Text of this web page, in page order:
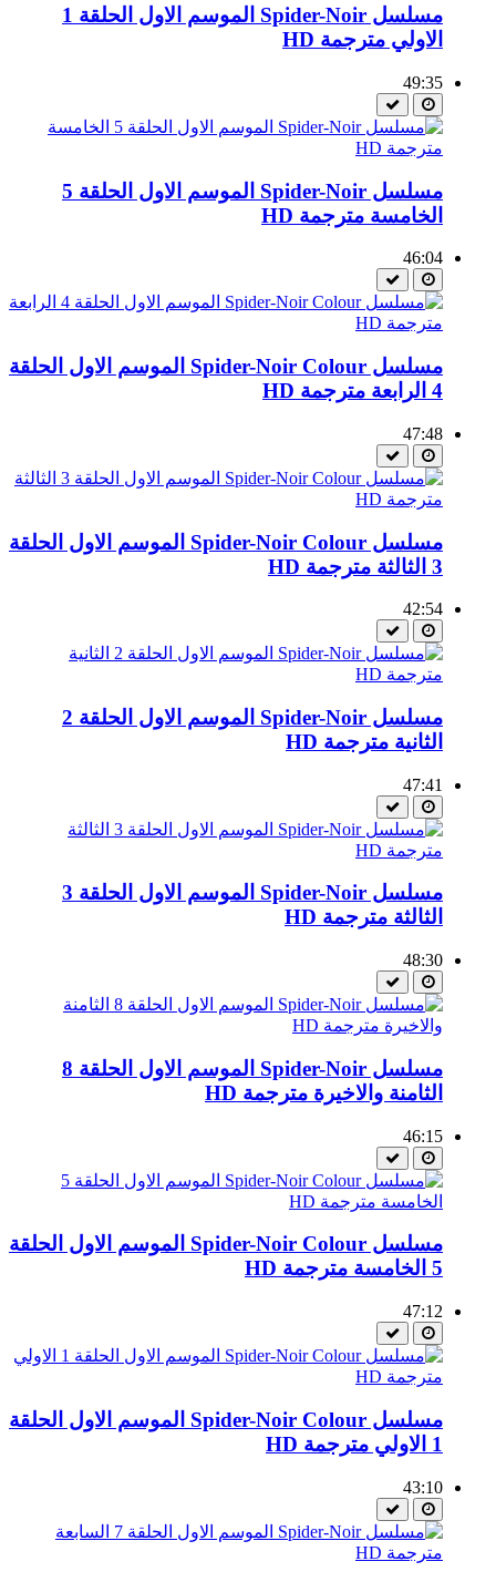
مسلسل Spider-Noir الموسم الاول الحلقة 1
الاولي مترجمة HD
49:35
مسلسل Spider-Noir الموسم الاول الحلقة 5
الخامسة مترجمة HD
46:04
مسلسل Spider-Noir Colour الموسم الاول الحلقة
4 الرابعة مترجمة HD
47:48
مسلسل Spider-Noir Colour الموسم الاول الحلقة
3 الثالثة مترجمة HD
42:54
مسلسل Spider-Noir الموسم الاول الحلقة 2
الثانية مترجمة HD
47:41
مسلسل Spider-Noir الموسم الاول الحلقة 3
الثالثة مترجمة HD
48:30
مسلسل Spider-Noir الموسم الاول الحلقة 8
الثامنة والاخيرة مترجمة HD
46:15
مسلسل Spider-Noir Colour الموسم الاول الحلقة
5 الخامسة مترجمة HD
47:12
مسلسل Spider-Noir Colour الموسم الاول الحلقة
1 الاولي مترجمة HD
43:10